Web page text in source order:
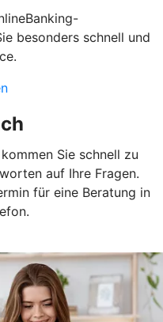
besonders schnell und
Sie schnell zu
auf Ihre Fragen.
für eine Beratung in